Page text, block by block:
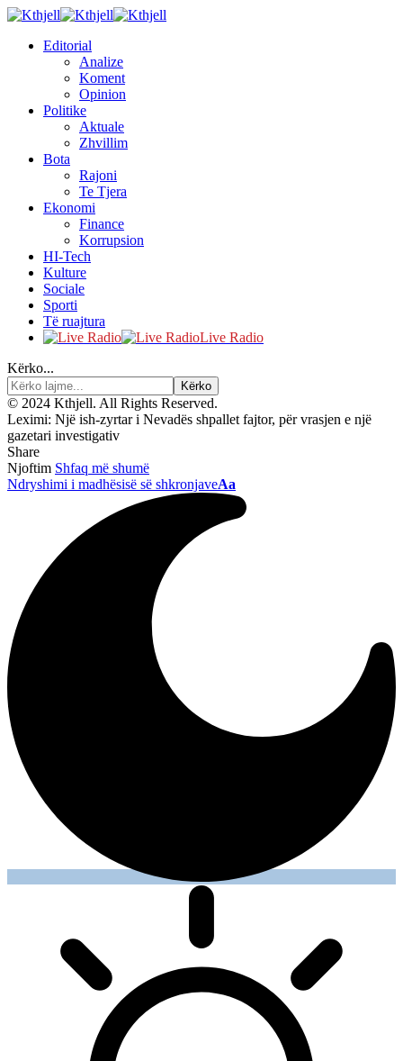
Editorial
Analize
Koment
Opinion
Politike
Aktuale
Zhvillim
Bota
Rajoni
Te Tjera
Ekonomi
Finance
Korrupsion
HI-Tech
Kulture
Sociale
Sporti
Të ruajtura
Live Radio
Kërko...
© 2024 Kthjell. All Rights Reserved.
Leximi: Një ish-zyrtar i Nevadës shpallet fajtor, për vrasjen e një
gazetari investigativ
Share
Njoftim Shfaq më shumë
Ndryshimi i madhësisë së shkronjaveAa